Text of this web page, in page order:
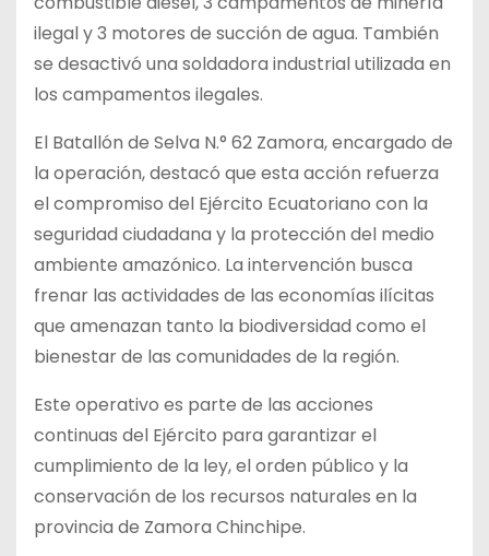
ilegal y 3 motores de succión de agua. También
se desactivó una soldadora industrial utilizada en
los campamentos ilegales.
El Batallón de Selva N.° 62 Zamora, encargado de
la operación, destacó que esta acción refuerza
el compromiso del Ejército Ecuatoriano con la
seguridad ciudadana y la protección del medio
ambiente amazónico. La intervención busca
frenar las actividades de las economías ilícitas
que amenazan tanto la biodiversidad como el
bienestar de las comunidades de la región.
Este operativo es parte de las acciones
continuas del Ejército para garantizar el
cumplimiento de la ley, el orden público y la
conservación de los recursos naturales en la
provincia de Zamora Chinchipe.